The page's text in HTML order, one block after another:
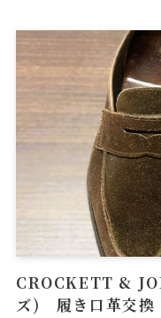
CROCKETT &
ズ) 履き口革交換